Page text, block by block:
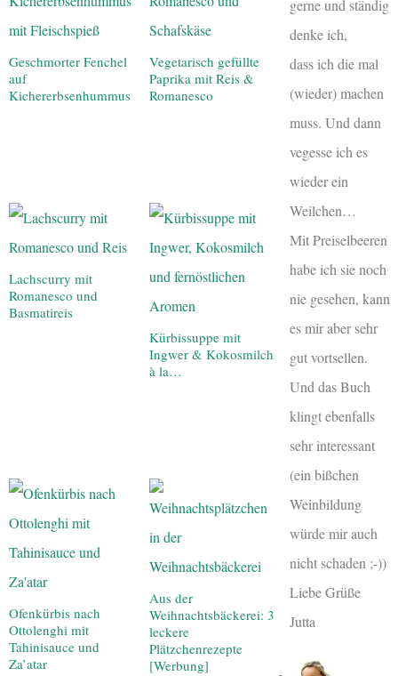
Geschmorter Fenchel
auf
Kichererbsenhummus
Vegetarisch gefüllte
Paprika mit Reis &
Romanesco
Lachscurry mit
Romanesco und
Basmatireis
Kürbissuppe mit
Ingwer & Kokosmilch
à la…
Ofenkürbis nach
Ottolenghi mit
Tahinisauce und
Za’atar
Aus der
Weihnachtsbäckerei: 3
leckere
Plätzchenrezepte
[Werbung]
gerne und ständig
denke ich,
dass ich die mal
(wieder) machen
muss. Und dann
vegesse ich es
wieder ein
Weilchen…
Mit Preiselbeeren
habe ich sie noch
nie gesehen, kann
es mir aber sehr
gut vortsellen.
Und das Buch
klingt ebenfalls
sehr interessant
(ein bißchen
Weinbildung
würde mir auch
nicht schaden ;-))
Liebe Grüße
Jutta